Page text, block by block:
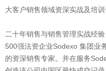
大客户销售领域资深实战及培
二十年销售与销售管理实战经
500强法资企业Sodexo 集团业
的资深销售专家。并在服务